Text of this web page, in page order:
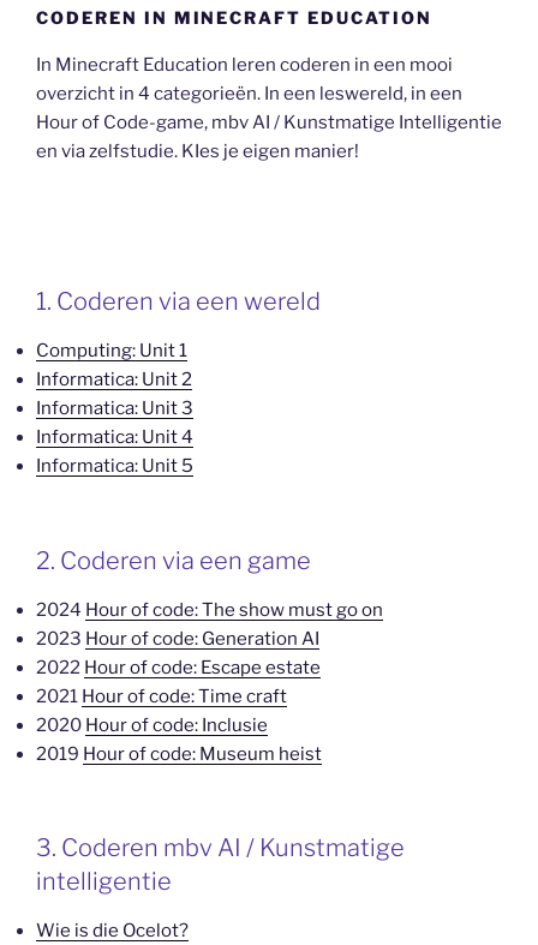
CODEREN IN MINECRAFT EDUCATION
In Minecraft Education leren coderen in een mooi
overzicht in 4 categorieën. In een leswereld, in een
Hour of Code-game, mbv AI / Kunstmatige Intelligentie
en via zelfstudie. KIes je eigen manier!
1. Coderen via een wereld
Computing: Unit 1
Informatica: Unit 2
Informatica: Unit 3
Informatica: Unit 4
Informatica: Unit 5
2. Coderen via een game
2024 Hour of code: The show must go on
2023 Hour of code: Generation AI
2022 Hour of code: Escape estate
2021 Hour of code: Time craft
2020 Hour of code: Inclusie
2019 Hour of code: Museum heist
3. Coderen mbv AI / Kunstmatige
intelligentie
Wie is die Ocelot?